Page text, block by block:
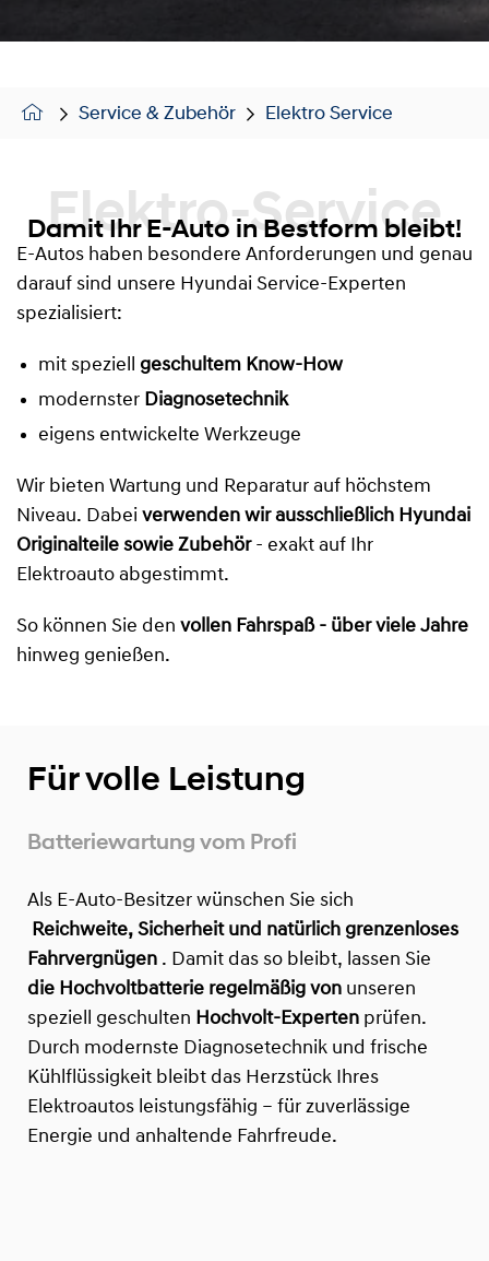
Service & Zubehör Elektro Service
Elektro-Service
Damit Ihr E-Auto in Bestform bleibt!
E-Autos haben besondere Anforderungen und genau
darauf sind unsere Hyundai Service-Experten
spezialisiert:
mit speziell geschultem Know-How
modernster Diagnosetechnik
eigens entwickelte Werkzeuge
Wir bieten Wartung und Reparatur auf höchstem
Niveau. Dabei verwenden wir ausschließlich Hyundai
Originalteile sowie Zubehör- exakt auf Ihr
Elektroauto abgestimmt.
So können Sie den vollen Fahrspaß - über viele Jahre
hinweg genießen.
Für volle Leistung
Batteriewartung vom Profi
Als E-Auto-Besitzer wünschen Sie sich
Reichweite, Sicherheit und natürlich grenzenloses
Fahrvergnügen . Damit das so bleibt, lassen Sie
die Hochvoltbatterie regelmäßig von unseren
speziell geschulten Hochvolt-Experten prüfen.
Durch modernste Diagnosetechnik und frische
Kühlflüssigkeit bleibt das Herzstück Ihres
Elektroautos leistungsfähig – für zuverlässige
Energie und anhaltende Fahrfreude.